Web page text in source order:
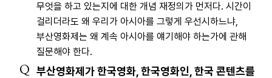
무엇을 하고 있는지에 대한 개념 재정의가 먼저다. 시간이
걸리더라도 왜 우리가 아시아를 그렇게 우선시하느냐,
부산영화제는 왜 계속 아시아를 얘기해야 하는가에 관해
질문해야 한다.
Q 부산영화제가 한국영화, 한국영화인, 한국 콘텐츠를